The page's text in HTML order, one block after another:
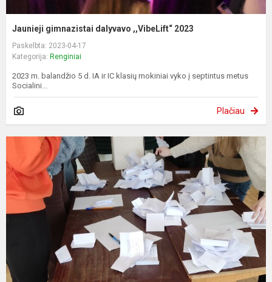
Jaunieji gimnazistai dalyvavo ,,VibeLift“ 2023
Paskelbta: 2023-04-17
Kategorija: Renginiai
2023 m. balandžio 5 d. IA ir IC klasių mokiniai vyko į septintus metus
Socialini...
Plačiau